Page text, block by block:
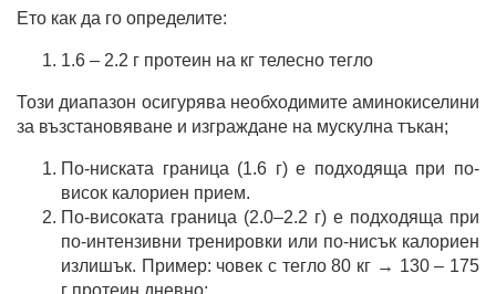
Ето как да го определите:
1.6 – 2.2 г протеин на кг телесно тегло
Този диапазон осигурява необходимите аминокиселини
за възстановяване и изграждане на мускулна тъкан;
По-ниската граница (1.6 г) е подходяща при по-
висок калориен прием.
По-високата граница (2.0–2.2 г) е подходяща при
по-интензивни тренировки или по-нисък калориен
излишък. Пример: човек с тегло 80 кг → 130 – 175